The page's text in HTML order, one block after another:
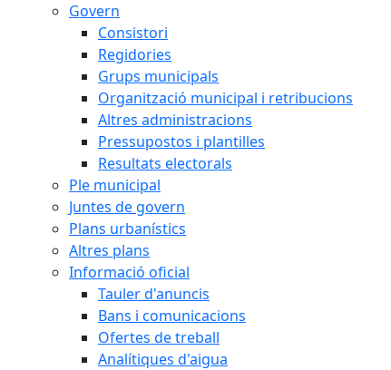
Govern
Consistori
Regidories
Grups municipals
Organització municipal i retribucions
Altres administracions
Pressupostos i plantilles
Resultats electorals
Ple municipal
Juntes de govern
Plans urbanístics
Altres plans
Informació oficial
Tauler d'anuncis
Bans i comunicacions
Ofertes de treball
Analítiques d'aigua